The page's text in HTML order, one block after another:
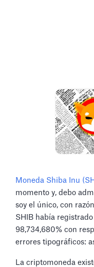
Moneda Shiba Inu
momento y, debo
soy el único, con
SHIB había
98,734,680% con
errores tipográficos:
La criptomoneda